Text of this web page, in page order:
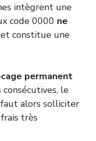
intègrent une
code 0000 ne
et constitue une
permanent
le
alors solliciter
très